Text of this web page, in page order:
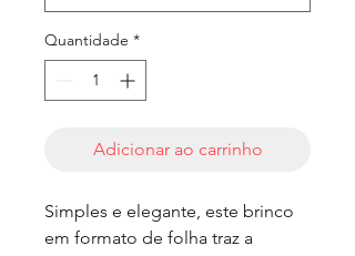
Quantidade *
Adicionar ao carrinho
Simples e elegante, este brinco
em formato de folha traz a